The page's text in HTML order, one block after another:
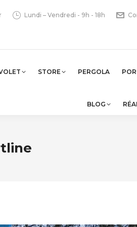
Lundi – Vendredi - 9h - 18h
STORE PERGOLA
BLOG